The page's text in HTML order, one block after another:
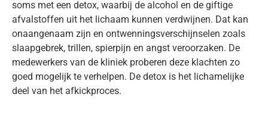
soms met een detox, waarbij de alcohol en de giftige
afvalstoffen uit het lichaam kunnen verdwijnen. Dat kan
onaangenaam zijn en ontwenningsverschijnselen zoals
slaapgebrek, trillen, spierpijn en angst veroorzaken. De
medewerkers van de kliniek proberen deze klachten zo
goed mogelijk te verhelpen. De detox is het lichamelijke
deel van het afkickproces.